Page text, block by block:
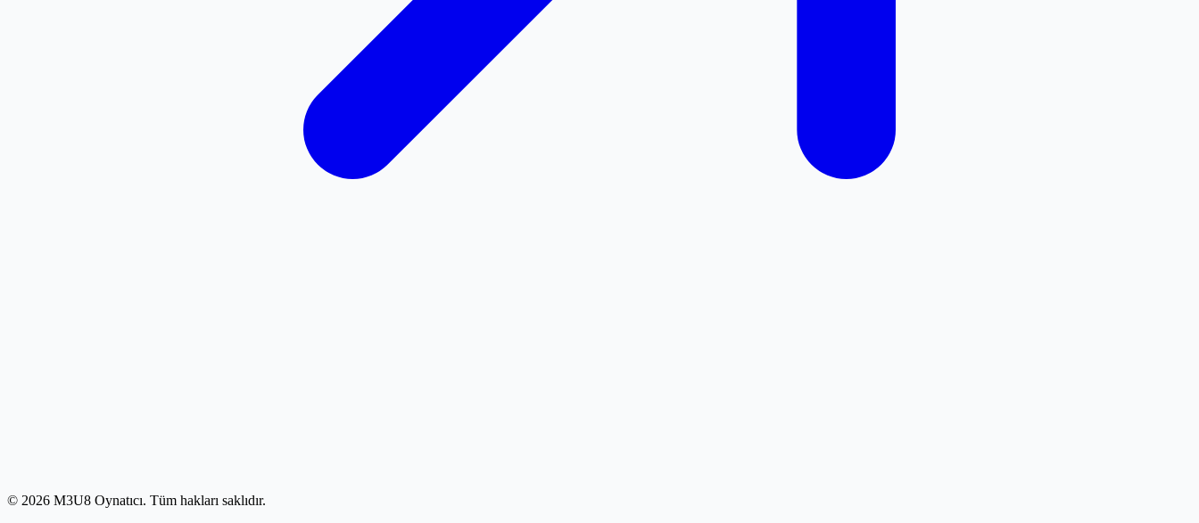
© 2026 M3U8 Oynatıcı. Tüm hakları saklıdır.